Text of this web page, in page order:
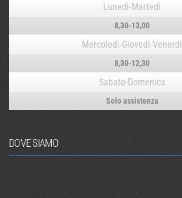
Lunedì-Martedì
8,30-13,00
Mercoledì-Giovedì-Venerdì
8,30-12,30
Sabato-Domenica
Solo assistenza
DOVE SIAMO